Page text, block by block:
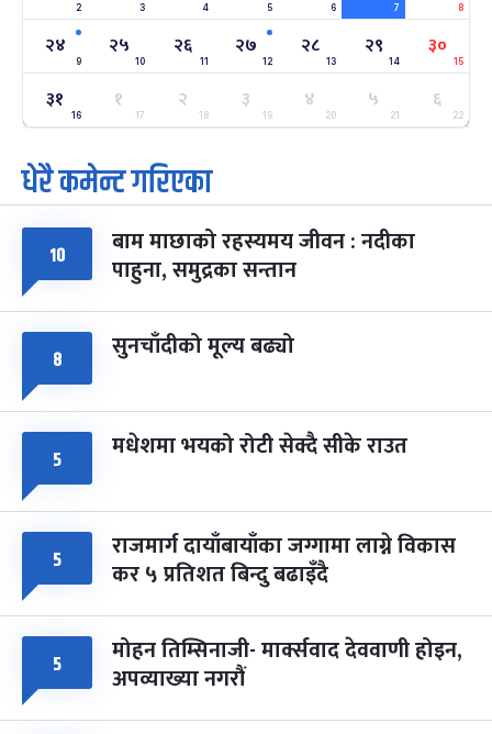
सोम फाल्गुन २४, २०८३- Mar 8, 2027
७ महिना बाँकी
२५
मंगल
ग्याल्पो ल्होसार
फाल्गुन २५, २०८३ Mar 9, 2027
७ महिना बाँकी
७
आइत
पूर्णिमा व्रत
चैत्र ७, २०८३-Mar 21, 2027
८
सोम
फागुपूर्णिमा
चैत्र ८, २०८३-Mar 22, 2027
७ महिना बाँकी
2 3 4 5 6 7 8
२४
9
२५
10
२६
11
२७
12
२८
13
२९
14
३०
15
३१
16
१
17
२
18
३
19
४
20
५
21
६
22
धेरै कमेन्ट गरिएका
१० बाम माछाको रहस्यमय जीवन : नदीका
पाहुना, समुद्रका सन्तान
८ सुनचाँदीको मूल्य बढ्यो
५ मधेशमा भयको रोटी सेक्दै सीके राउत
५ राजमार्ग दायाँबायाँका जग्गामा लाग्ने विकास
कर ५ प्रतिशत बिन्दु बढाइँदै
५ मोहन तिम्सिनाजी- मार्क्सवाद देववाणी होइन,
अपव्याख्या नगरौं